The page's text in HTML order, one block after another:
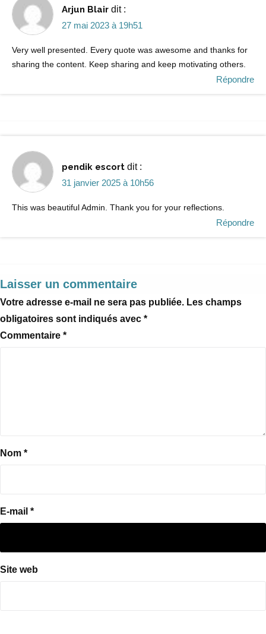
Arjun Blair dit :
27 mai 2023 à 19h51
Very well presented. Every quote was awesome and thanks for
sharing the content. Keep sharing and keep motivating others.
Répondre
pendik escort dit :
31 janvier 2025 à 10h56
This was beautiful Admin. Thank you for your reflections.
Répondre
Laisser un commentaire
Votre adresse e-mail ne sera pas publiée. Les champs
obligatoires sont indiqués avec *
Commentaire *
Nom *
E-mail *
Site web